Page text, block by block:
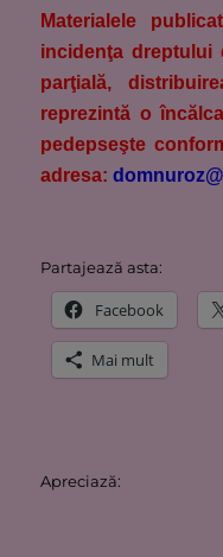
Materialele
incidenţa dreptului
parţială,
reprezintă o
pedepseşte
adresa:
Partajează asta:
Facebook
Mai mult
Apreciază: